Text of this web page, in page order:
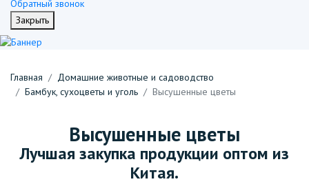
Обратный звонок
Закрыть
Главная
Домашние животные и садоводство
Бамбук, сухоцветы и уголь
Высушенные цветы
Высушенные цветы
Лучшая закупка продукции оптом из
Китая.